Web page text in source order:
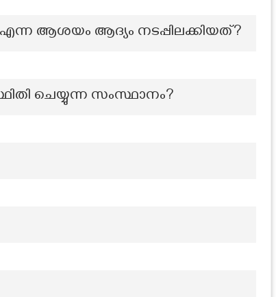
ആശയം ആദ്യം നടപ്പിലക്കിയത്?
ചെയ്യുന്ന സംസ്ഥാനം?